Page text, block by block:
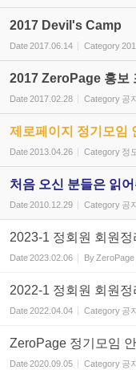
2017 Devil's Camp
Date2017.06.14 Category
2017 ZeroPage 홍보
Date2017.02.28 Category 공
제로페이지 정기모임
Date2013.04.26 Category 정
처음 오신 분들은 읽
Date2010.12.29 Category 공
2023-1 정회원 회원정
Date2023.02.06 By ZeroPage
2022-1 정회원 회원정
Date2022.04.04 Category 공
ZeroPage 정기모임
Date2020.09.05 Category 공